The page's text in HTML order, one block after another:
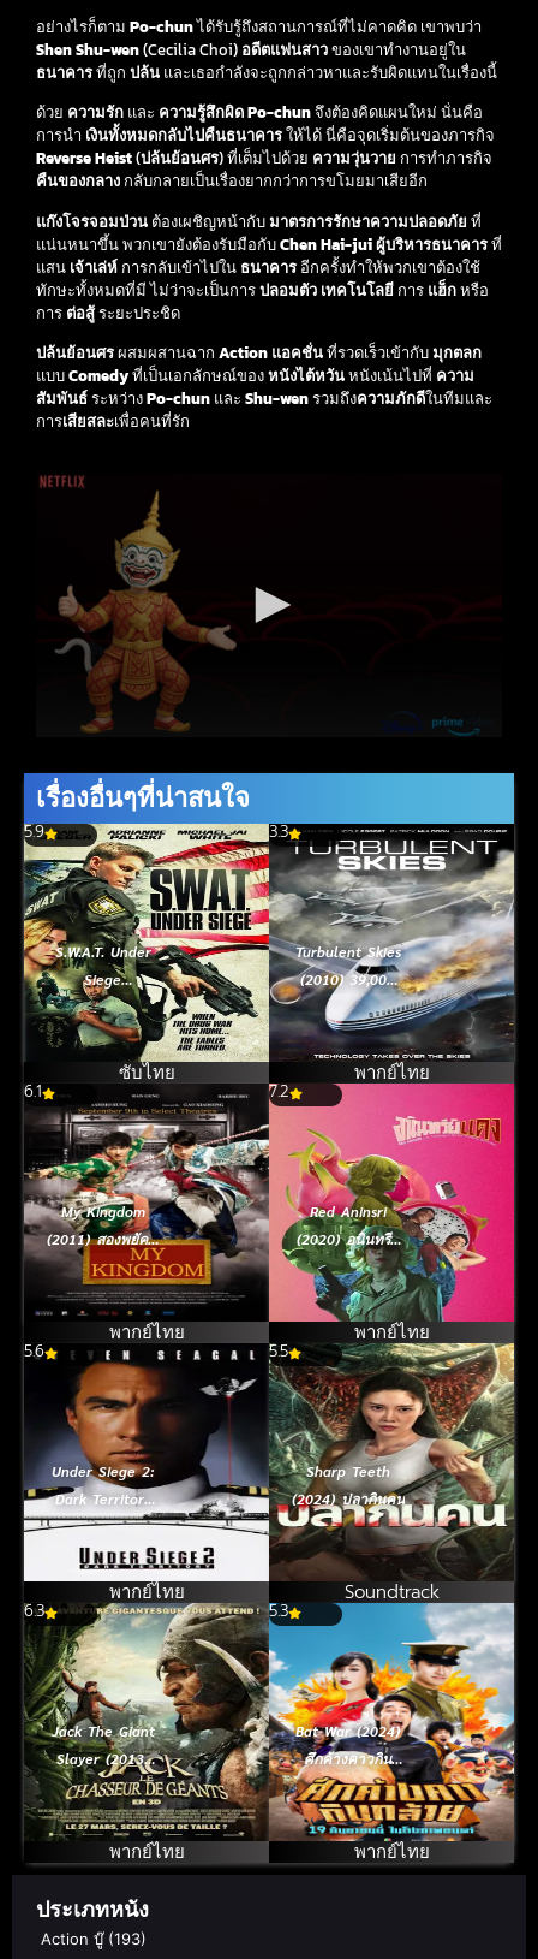
อย่างไรก็ตาม Po-chunได้รับรู้ถึงสถานการณ์ที่ไม่คาดคิด เขาพบว่า
Shen Shu-wen(Cecilia Choi) อดีตแฟนสาวของเขาทำงานอยู่ใน
ธนาคารที่ถูก ปล้น และเธอกำลังจะถูกกล่าวหาและรับผิดแทนในเรื่องนี้
ด้วย ความรัก และ ความรู้สึกผิดPo-chunจึงต้องคิดแผนใหม่ นั่นคือ
การนำ เงินทั้งหมดกลับไปคืนธนาคารให้ได้ นี่คือจุดเริ่มต้นของภารกิจ
Reverse Heist(ปล้นย้อนศร) ที่เต็มไปด้วย ความวุ่นวาย การทำภารกิจ
คืนของกลาง กลับกลายเป็นเรื่องยากกว่าการขโมยมาเสียอีก
แก๊งโจรจอมป่วน ต้องเผชิญหน้ากับมาตรการรักษาความปลอดภัย ที่
แน่นหนาขึ้น พวกเขายังต้องรับมือกับChen Hai-juiผู้บริหารธนาคารที่
แสน เจ้าเล่ห์ การกลับเข้าไปใน ธนาคาร อีกครั้งทำให้พวกเขาต้องใช้
ทักษะทั้งหมดที่มี ไม่ว่าจะเป็นการปลอมตัว เทคโนโลยี การ แฮ็กหรือ
การ ต่อสู้ระยะประชิด
ปล้นย้อนศรผสมผสานฉาก Action แอคชั่นที่รวดเร็วเข้ากับมุกตลก
แบบComedyที่เป็นเอกลักษณ์ของหนังไต้หวันหนังเน้นไปที่ ความ
สัมพันธ์ระหว่างPo-chun และ Shu-wenรวมถึงความภักดีในทีมและ
การเสียสละเพื่อคนที่รัก
เรื่องอื่นๆที่น่าสนใจ
5.9
S.W.A.T. Under
Siege
จู่โจม..เดือด..ระห่ำ
[ซับไทย] (2017)
ซับไทย
3.3
Turbulent Skies
(2010) 39,000
ฟิต เฉียดนรกดิ่ง
โหม่งโลก
พากย์ไทย
6.1
My Kingdom
(2011) สองพยัคฆ์
หักบัลลังก์มังกร
พากย์ไทย
7.2
Red Aninsri
(2020) อนินทรีย์
แดง
พากย์ไทย
5.6
Under Siege 2:
Dark Territory
(1995) ยุทธการ
ยึดด่วนนรก ภาค
2พากย์ไทย
5.5
Sharp Teeth
(2024) ปลากินคน
Soundtrack
6.3
Jack The Giant
Slayer (2013)
แจ็คผู้สยบยักษ์
พากย์ไทย
5.3
Bat War (2024)
ศึกค้างคาวกิน
กล้วย
พากย์ไทย
ประเภทหนัง
Action บู๊(193)